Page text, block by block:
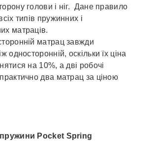
голови і ніг. Дане правило
типів пружинних і
матраців.
матрац завжди
односторонній, оскільки їх ціна
на 10%, а дві робочі
два матрац за ціною
пружини Pocket Spring